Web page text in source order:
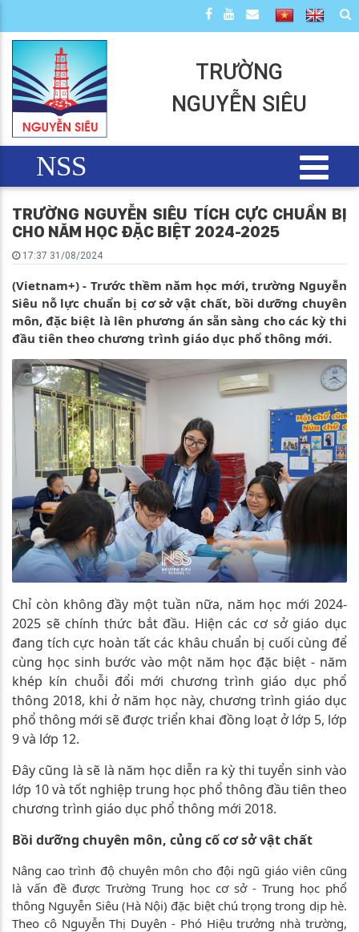
TRƯỜNG
NGUYỄN SIÊU
NSS
TRƯỜNG NGUYỄN SIÊU TÍCH CỰC CHUẨN BỊ
CHO NĂM HỌC ĐẶC BIỆT 2024-2025
17:37 31/08/2024
(Vietnam+) - Trước thềm năm học mới, trường Nguyễn
Siêu nỗ lực chuẩn bị cơ sở vật chất, bồi dưỡng chuyên
môn, đặc biệt là lên phương án sẵn sàng cho các kỳ thi
đầu tiên theo chương trình giáo dục phổ thông mới.
Chỉ còn không đầy một tuần nữa, năm học mới 2024-
2025 sẽ chính thức bắt đầu. Hiện các cơ sở giáo dục
đang tích cực hoàn tất các khâu chuẩn bị cuối cùng để
cùng học sinh bước vào một năm học đặc biệt - năm
khép kín chuỗi đổi mới chương trình giáo dục phổ
thông 2018, khi ở năm học này, chương trình giáo dục
phổ thông mới sẽ được triển khai đồng loạt ở lớp 5, lớp
9 và lớp 12.
Đây cũng là sẽ là năm học diễn ra kỳ thi tuyển sinh vào
lớp 10 và tốt nghiệp trung học phổ thông đầu tiên theo
chương trình giáo dục phổ thông mới 2018.
Bồi dưỡng chuyên môn, củng cố cơ sở vật chất
Nâng cao trình độ chuyên môn cho đội ngũ giáo viên cũng
là vấn đề được Trường Trung học cơ sở - Trung học phổ
thông Nguyễn Siêu (Hà Nội) đặc biệt chú trọng trong dịp hè.
Theo cô Nguyễn Thị Duyên - Phó Hiệu trưởng nhà trường,